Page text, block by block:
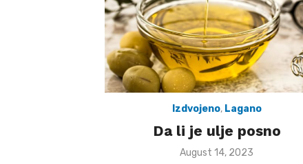
Izdvojeno, Lagano
Da li je ulje posno
Posted
August 14, 2023